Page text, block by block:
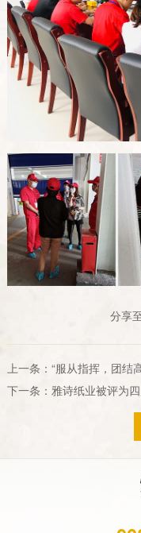
分享
上一条： “服从指挥，团结
下一条： 雅诗纸业被评为